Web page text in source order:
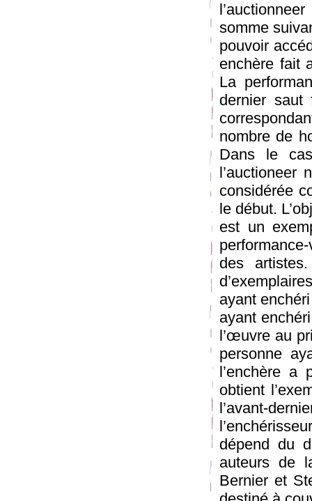
somme
pouvoir
enchère fait
La
dernier saut
nombre de
Dans le
l’auctioneer
considérée
le début.
est un
des
ayant
ayant
l’œuvre au
personne
l’enchère a
obtient
l’avant-
dépend du
auteurs de
Bernier et